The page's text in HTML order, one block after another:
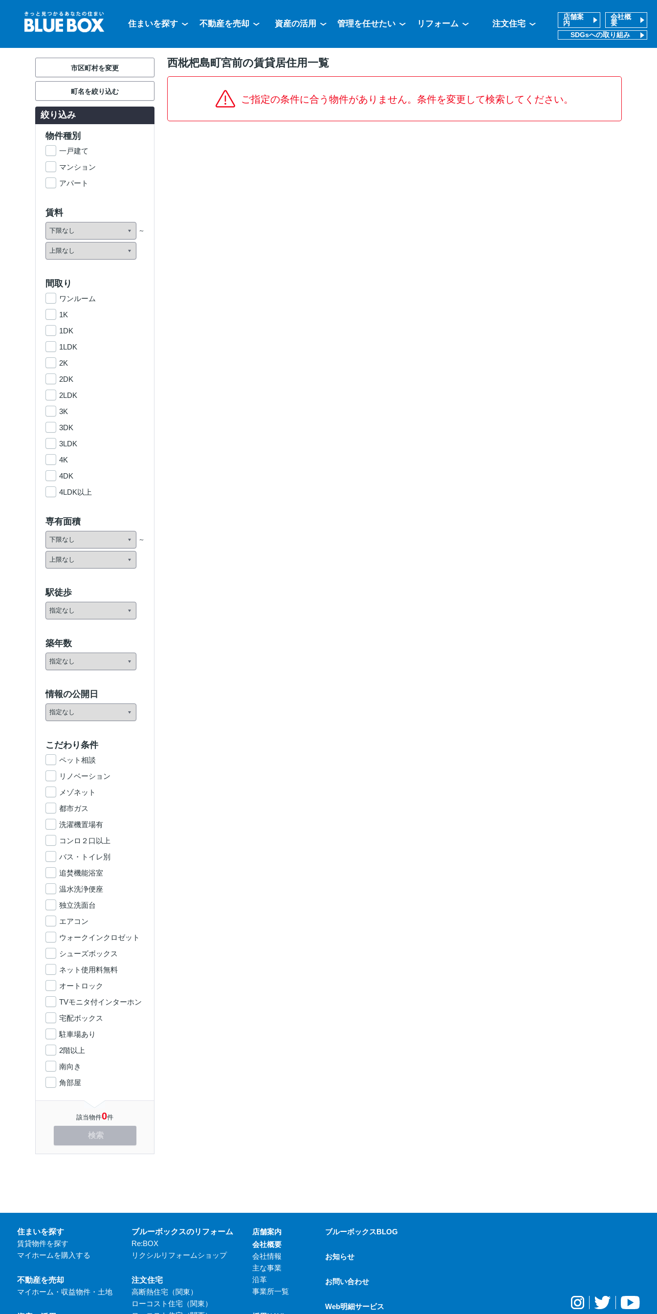
住まいを探す 不動産を売却 資産の活用 管理を任せたい リフォーム 注文住宅
店舗案
内
会社概
要
SDGsへの取り組み
西枇杷島町宮前の賃貸居住用一覧
ご指定の条件に合う物件がありません。条件を変更して検索してください。
市区町村を変更
町名を絞り込む
絞り込み
物件種別
一戸建て
マンション
アパート
賃料
間取り
ワンルーム
1K
1DK
1LDK
2K
2DK
2LDK
3K
3DK
3LDK
4K
4DK
4LDK以上
専有面積
駅徒歩
築年数
情報の公開日
こだわり条件
ペット相談
リノベーション
メゾネット
都市ガス
洗濯機置場有
コンロ２口以上
バス・トイレ別
追焚機能浴室
温水洗浄便座
独立洗面台
エアコン
ウォークインクロゼット
シューズボックス
ネット使用料無料
オートロック
TVモニタ付インターホン
宅配ボックス
駐車場あり
2階以上
南向き
角部屋
該当物件0件
検索
住まいを探す
賃貸物件を探す
マイホームを購入する
不動産を売却
マイホーム・収益物件・土地
ブルーボックスのリフォーム
Re:BOX
リクシルリフォームショップ
注文住宅
高断熱住宅（関東）
ローコスト住宅（関東）
店舗案内
会社概要
会社情報
主な事業
沿革
事業所一覧
ブルーボックスBLOG
お知らせ
お問い合わせ
Web明細サービス